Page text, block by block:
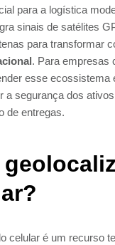
para a logística
sinais de satélites
para transformar
. Para empresas
esse ecossistema
a segurança dos
de entregas.
celular é um recurso